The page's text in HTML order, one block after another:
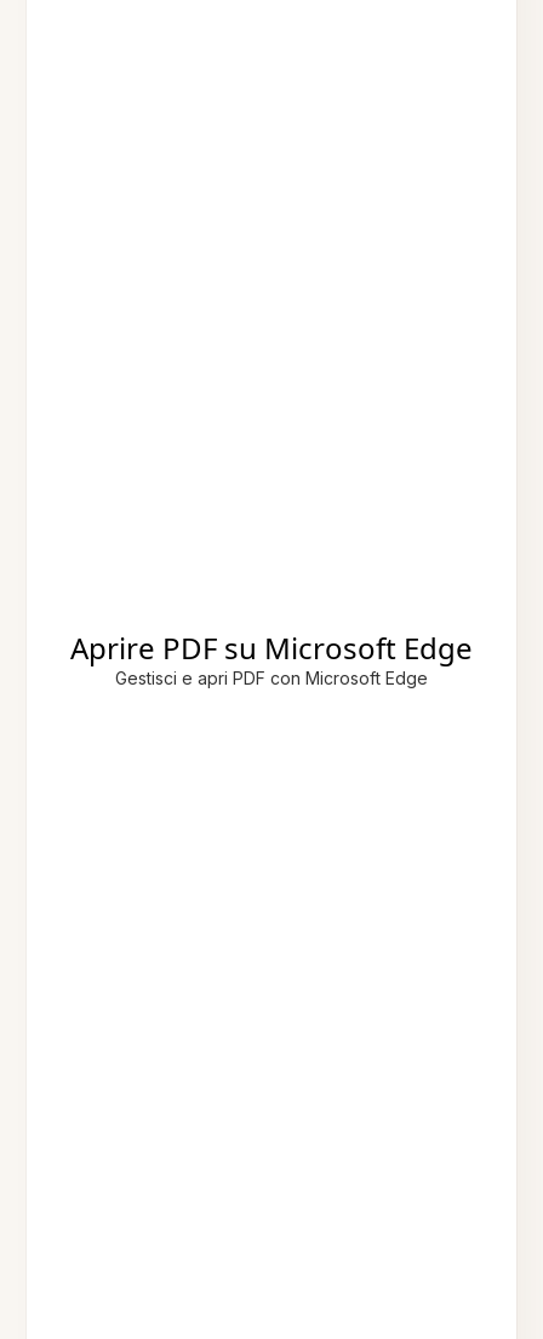
Aprire PDF su Microsoft Edge
Gestisci e apri PDF con Microsoft Edge